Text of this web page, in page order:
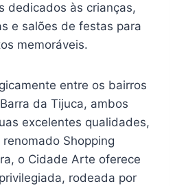
dedicados às crianças,
e salões de festas para
memoráveis.
entre os bairros
da Tijuca, ambos
excelentes qualidades,
Shopping
o Cidade Arte oferece
rodeada por